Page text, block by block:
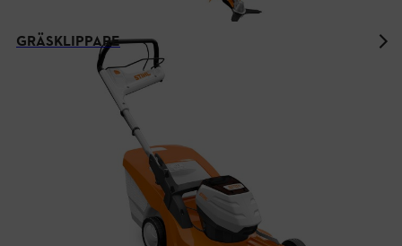
GRÄSKLIPPARE